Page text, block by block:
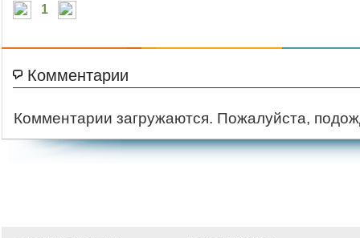
1
Комментарии
Комментарии загружаются. Пожалуйста,